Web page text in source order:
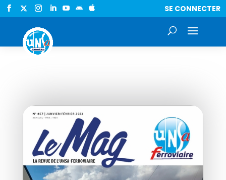
  SE CONNECTER